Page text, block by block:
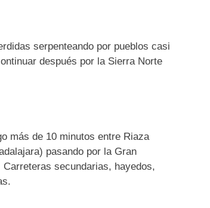
serpenteando por pueblos casi
después por la Sierra Norte
más de 10 minutos entre Riaza
pasando por la Gran
Carreteras secundarias, hayedos,